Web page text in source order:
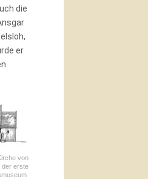
die
er
von
der erste